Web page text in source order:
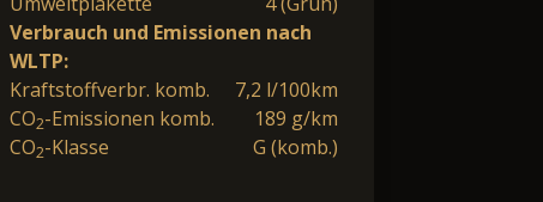
Verbrauch und Emissionen nach
WLTP:
Kraftstoffverbr. komb.
7,2 l/100km
CO2-Emissionen komb.
189 g/km
CO2-Klasse G (komb.)